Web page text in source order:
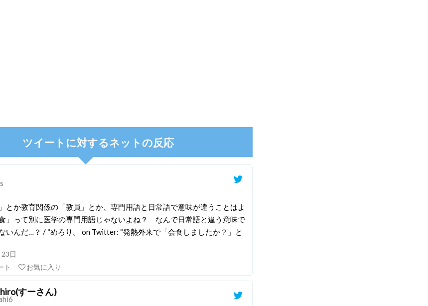
ツイートに対するネットの反応
とか教育関係の「教員」とか、専門用語と日常語で意味が違うことはよ
」って別に医学の専門用語じゃないよね？ なんで日常語と違う意味で
いんだ…？ / “めろり。 on Twitter: “発熱外来で「会食しましたか？」と
日
ト お気に入り
すーさん)